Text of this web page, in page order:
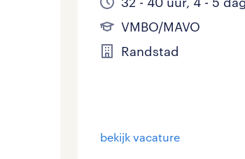
VMBO/MAVO
Randstad
bekijk vacature